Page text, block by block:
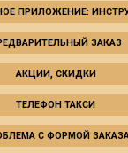
ПРИЛОЖЕНИЕ:
ЗАКАЗ
АКЦИИ, СКИДКИ
ТЕЛЕФОН ТАКСИ
С ФОРМОЙ